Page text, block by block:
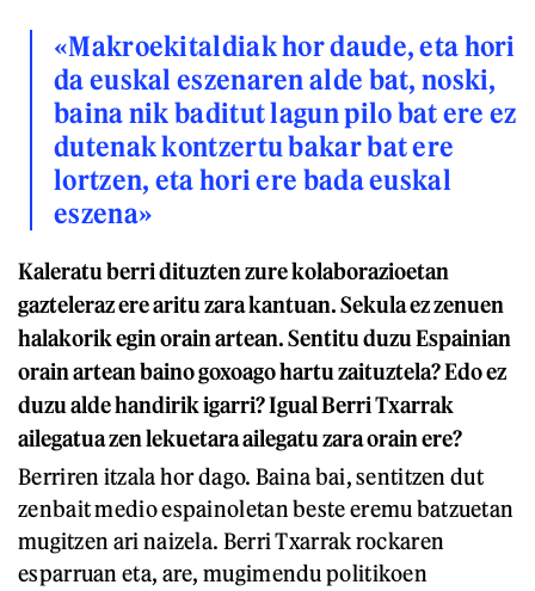
«Makroekitaldiak hor daude, eta hori
da euskal eszenaren alde bat, noski,
baina nik baditut lagun pilo bat ere ez
dutenak kontzertu bakar bat ere
lortzen, eta hori ere bada euskal
eszena»
Kaleratu berri dituzten zure kolaborazioetan
gazteleraz ere aritu zara kantuan. Sekula ez zenuen
halakorik egin orain artean. Sentitu duzu Espainian
orain artean baino goxoago hartu zaituztela? Edo ez
duzu alde handirik igarri? Igual Berri Txarrak
ailegatua zen lekuetara ailegatu zara orain ere?
Berriren itzala hor dago. Baina bai, sentitzen dut
zenbait medio espainoletan beste eremu batzuetan
mugitzen ari naizela. Berri Txarrak rockaren
esparruan eta, are, mugimendu politikoen